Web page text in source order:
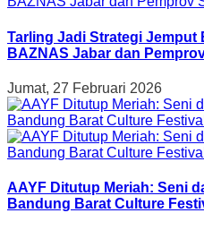
Tarling Jadi Strategi Jemput
BAZNAS Jabar dan
Jumat, 27 Februari 2026
AAYF Ditutup Meriah: Seni
Bandung Barat Culture